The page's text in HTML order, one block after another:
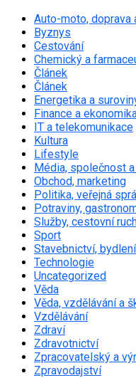
Auto-moto, doprava
Byznys
Cestování
Chemický a
Článek
Článek
Energetika a
Finance a
IT a telekomunikace
Kultura
Lifestyle
Média, společnost
Obchod, marketing
Politika, veřejná
Potraviny,
Služby, cestovní
Sport
Stavebnictví,
Technologie
Uncategorized
Věda
Věda, vzdělávání a
Vzdělávání
Zdraví
Zdravotnictví
Zpracovatelský a
Zpravodajství